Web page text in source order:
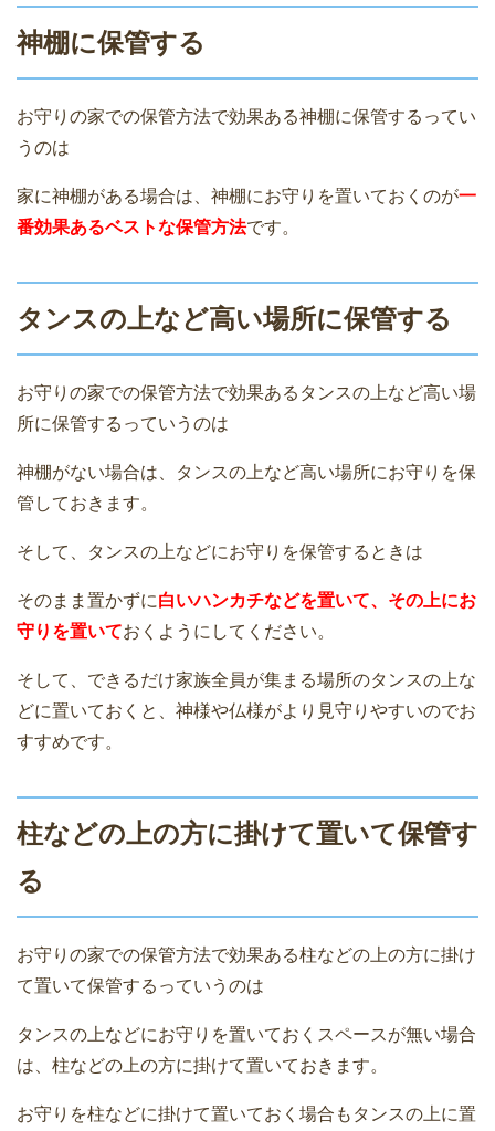
神棚に保管する
お守りの家での保管方法で効果ある神棚に保管するってい
うのは
家に神棚がある場合は、神棚にお守りを置いておくのが一
番効果あるベストな保管方法です。
タンスの上など高い場所に保管する
お守りの家での保管方法で効果あるタンスの上など高い場
所に保管するっていうのは
神棚がない場合は、タンスの上など高い場所にお守りを保
管しておきます。
そして、タンスの上などにお守りを保管するときは
そのまま置かずに白いハンカチなどを置いて、その上にお
守りを置いておくようにしてください。
そして、できるだけ家族全員が集まる場所のタンスの上な
どに置いておくと、神様や仏様がより見守りやすいのでお
すすめです。
柱などの上の方に掛けて置いて保管す
る
お守りの家での保管方法で効果ある柱などの上の方に掛け
て置いて保管するっていうのは
タンスの上などにお守りを置いておくスペースが無い場合
は、柱などの上の方に掛けて置いておきます。
お守りを柱などに掛けて置いておく場合もタンスの上に置